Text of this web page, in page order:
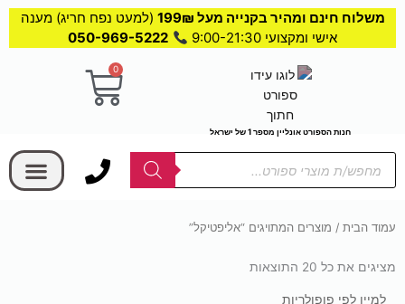
משלוח חינם ומהיר בקנייה מעל 199₪
(למעט נפח חריג) מענה
אישי ומקצועי 9:00-21:30
050-969-5222
חנות הספורט אונליין מספר 1 של ישראל
0
עגלת
Products
search
עמוד הבית / מוצרים המתויגים “אליפטיקל”
מציגים את כל ⁦20⁩ התוצאות
ממוין